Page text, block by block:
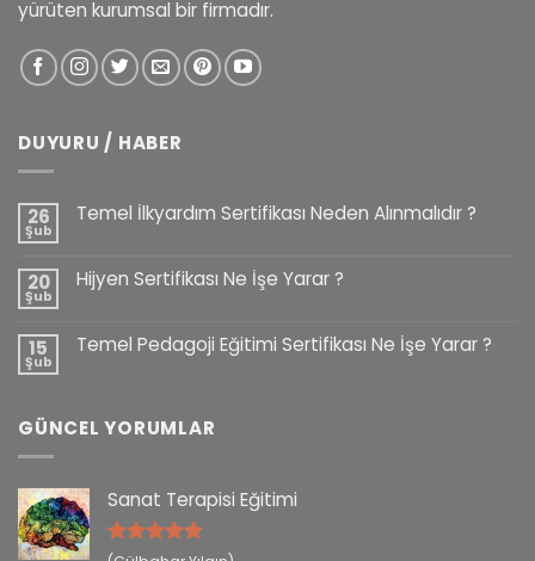
yürüten kurumsal bir firmadır.
DUYURU / HABER
26
Şub
Temel İlkyardım Sertifikası Neden Alınmalıdır ?
20
Şub
Hijyen Sertifikası Ne İşe Yarar ?
15
Şub
Temel Pedagoji Eğitimi Sertifikası Ne İşe Yarar ?
GÜNCEL YORUMLAR
Sanat Terapisi Eğitimi